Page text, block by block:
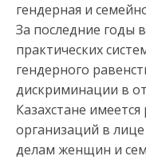
гендерная и
За последние годы
практических
гендерного
дискриминации в
Казахстане
организаций в
делам женщин и